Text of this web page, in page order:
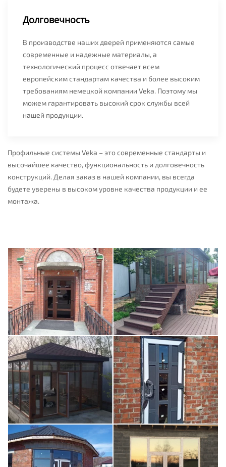
Долговечность
В производстве наших дверей применяются самые
современные и надежные материалы, а
технологический процесс отвечает всем
европейским стандартам качества и более высоким
требованиям немецкой компании Veka. Поэтому мы
можем гарантировать высокий срок службы всей
нашей продукции.
Профильные системы Veka – это современные стандарты и
высочайшее качество, функциональность и долговечность
конструкций. Делая заказ в нашей компании, вы всегда
будете уверены в высоком уровне качества продукции и ее
монтажа.